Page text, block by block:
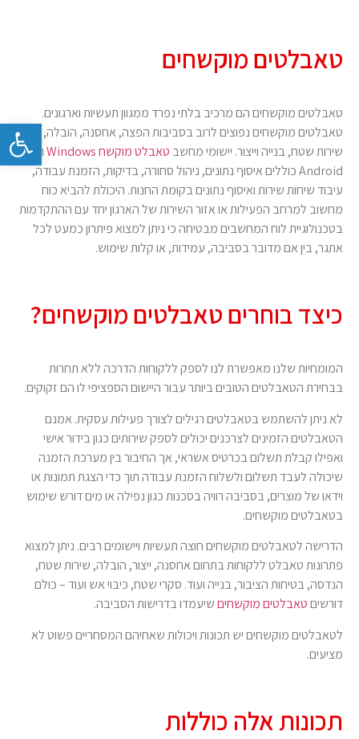
טאבלטים מוקשחים
טאבלטים מוקשחים הם מרכיב בלתי נפרד ממגוון תעשיות וארגונים.
טאבלטים מוקשחים נפוצים לרוב בסביבות הפצה, אחסנה, הובלה,
שירות שטח, בנייה וייצור. יישומי מחשב טאבלט מוקשח Windows
ו-
Android כוללים איסוף נתונים, ניהול סחורה, בדיקות, הזמנת עבודה,
עיבוד שיחות שירות ואיסוף נתונים בקומת החנות. היכולת להביא כוח
מחשוב למרחב הפעילות או אזור השירות של הארגון יחד עם ההתקדמות
בטכנולוגיית לוח המחשבים מבטיחה כי ניתן למצוא פיתרון כמעט לכל
אתגר, בין אם מדובר בסביבה, עמידות, או קלות שימוש.
כיצד בוחרים טאבלטים מוקשחים?
המומחיות שלנו מאפשרת לנו לספק ללקוחות הדרכה ללא תחרות
בבחירת הטאבלטים הטובים ביותר עבור היישום הספציפי לו הם זקוקים.
לא ניתן להשתמש בטאבלטים רגילים לצורך פעילות עסקית. אמנם
הטאבלטים הזמינים לצרכנים יכולים לספק שירותים כגון בידור אישי
ואפילו קבלת תשלום בכרטיס אשראי, אך החיבור בין מערכת הזמנה
שיכולה לעבד תשלום ולשלוח הזמנת עבודה תוך כדי הצגת תמונות או
וידאו של מוצרים, בסביבה רוויה בסכנות כגון נפילה או מים דורש שימוש
בטאבלטים מוקשחים.
הדרישה לטאבלטים מוקשחים חוצה תעשיות ויישומים רבים. ניתן למצוא
פתרונות טאבלט ללקוחות בתחום אחסנה, ייצור, הובלה, שירות שטח,
הנדסה, בטיחות הציבור, בנייה ועוד. סקרי שטח, כיבוי אש ועוד – כולם
דורשיםטאבלטים מוקשחיםשיעמדו בדרישות הסביבה.
לטאבלטים מוקשחים יש תכונות ויכולות שאחיהם המסחריים פשוט לא
מציעים.
תכונות אלה כוללות